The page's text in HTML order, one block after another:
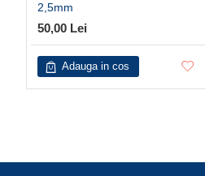
2,5mm
50,00 Lei
Adauga in cos